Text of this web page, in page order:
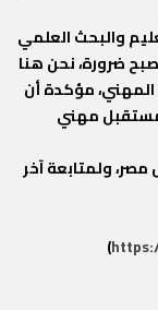
والبحث العلمي
ضرورة، نحن هنا
المهني، مؤكدة أن
مستقبل مهني
ولمتابعة آخر
)